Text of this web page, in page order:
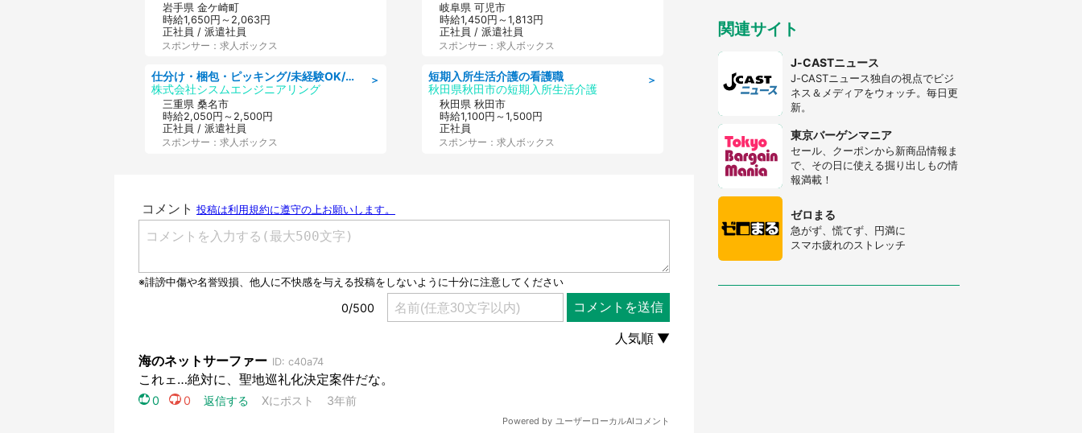
岩手県 金ケ崎町
時給1,650円～2,063円
正社員 / 派遣社員
スポンサー：求人ボックス
＞
仕分け・梱包・ピッキング/未経験OK/高収入/日勤/20・30・40代活躍中/製造 工場
株式会社シスムエンジニアリング
三重県 桑名市
時給2,050円～2,500円
正社員 / 派遣社員
スポンサー：求人ボックス
岐阜県 可児市
時給1,450円～1,813円
正社員 / 派遣社員
スポンサー：求人ボックス
＞
短期入所生活介護の看護職
秋田県秋田市の短期入所生活介護
秋田県 秋田市
時給1,100円～1,500円
正社員
スポンサー：求人ボックス
関連サイト
J-CASTニュース
J-CASTニュース独自の視点でビジ
ネス＆メディアをウォッチ。毎日更
新。
東京バーゲンマニア
セール、クーポンから新商品情報ま
で、その日に使える掘り出しもの情
報満載！
ゼロまる
急がず、慌てず、円満に
スマホ疲れのストレッチ